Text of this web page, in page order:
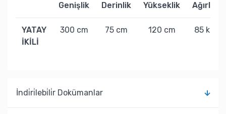
Genişlik Derinlik Yükseklik Ağırlık
YATAY
İKİLİ
300 cm 75 cm 120 cm 85 kg
İndi̇ri̇lebi̇li̇r Dokümanlar